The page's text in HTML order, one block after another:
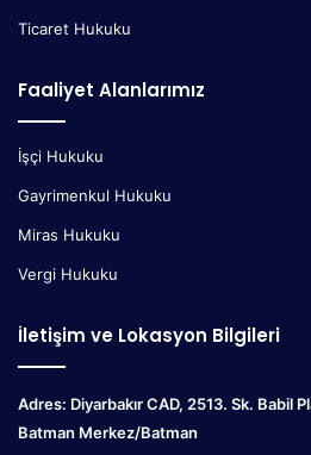
Ticaret Hukuku
Faaliyet Alanlarımız
İşçi Hukuku
Gayrimenkul Hukuku
Miras Hukuku
Vergi Hukuku
İletişim ve Lokasyon Bilgileri
Adres: Diyarbakır CAD, 2513. Sk. Babil
Batman Merkez/Batman